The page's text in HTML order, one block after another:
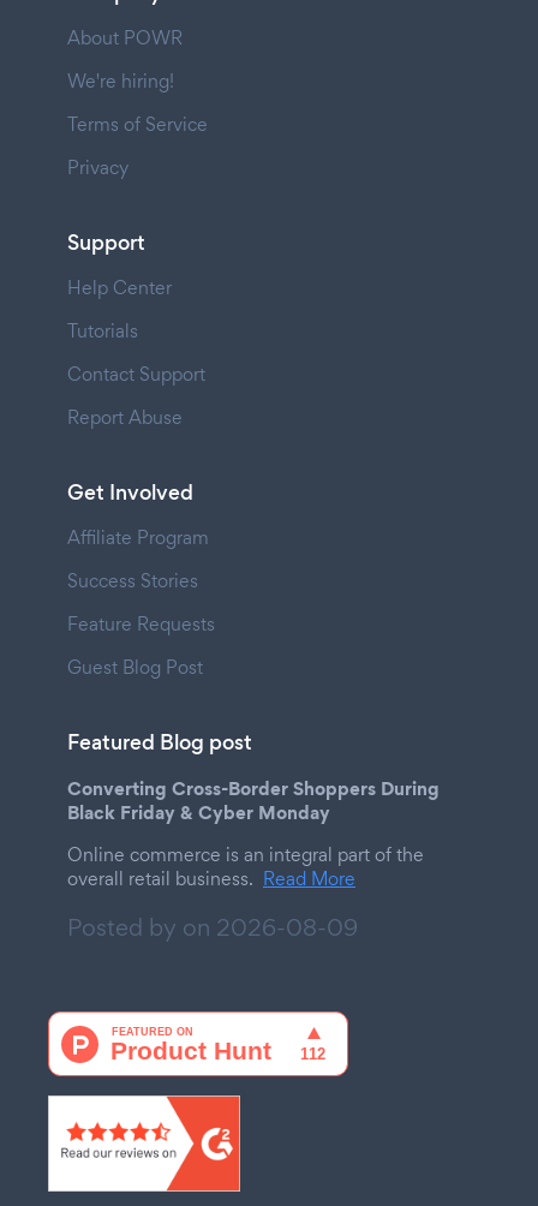
About POWR
We're hiring!
Terms of Service
Privacy
Support
Help Center
Tutorials
Contact Support
Report Abuse
Get Involved
Affiliate Program
Success Stories
Feature Requests
Guest Blog Post
Featured Blog post
Converting Cross-Border Shoppers During
Black Friday & Cyber Monday
Online commerce is an integral part of the
overall retail business. Read More
Posted by on 2026-08-09